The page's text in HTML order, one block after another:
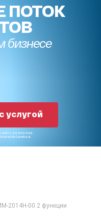
ПОТОК
бизнесе
услугой
ИНН 230215654199.
2014Н-00 2 функции